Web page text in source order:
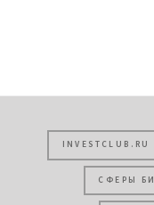
INVESTCLUB.RU
СФЕРЫ